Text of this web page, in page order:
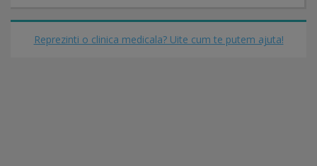
Reprezinti o clinica medicala? Uite cum te putem ajuta!